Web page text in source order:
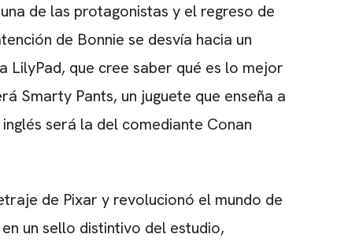
de las protagonistas y el regreso de
de Bonnie se desvía hacia un
que cree saber qué es lo mejor
Smarty Pants, un juguete que enseña a
será la del comediante Conan
de Pixar y revolucionó el mundo de
un sello distintivo del estudio,